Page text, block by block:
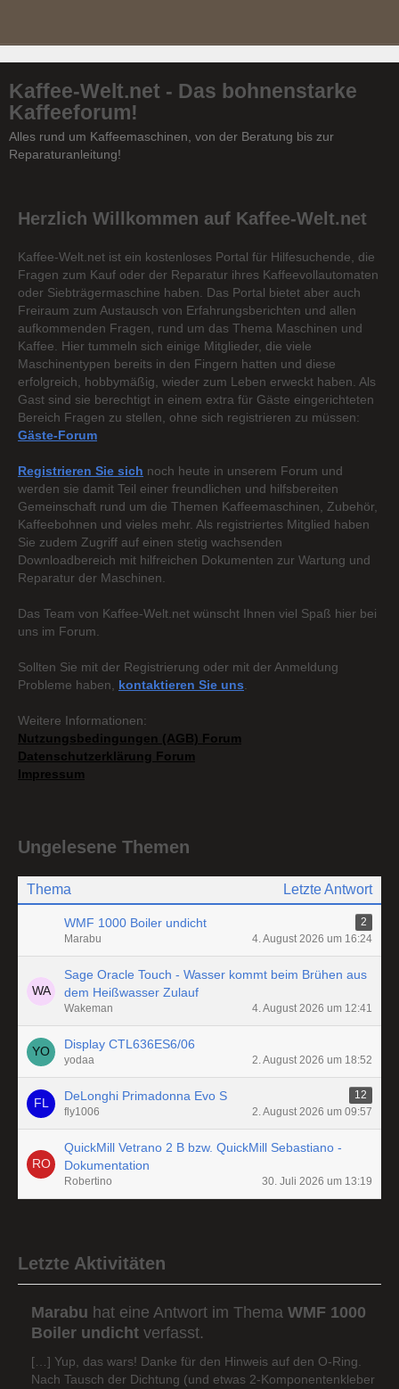
Kaffee-Welt.net - Das bohnenstarke
Kaffeeforum!
Alles rund um Kaffeemaschinen, von der Beratung bis zur
Reparaturanleitung!
Herzlich Willkommen auf Kaffee-Welt.net
Kaffee-Welt.net ist ein kostenloses Portal für Hilfesuchende, die
Fragen zum Kauf oder der Reparatur ihres Kaffeevollautomaten
oder Siebträgermaschine haben. Das Portal bietet aber auch
Freiraum zum Austausch von Erfahrungsberichten und allen
aufkommenden Fragen, rund um das Thema Maschinen und
Kaffee. Hier tummeln sich einige Mitglieder, die viele
Maschinentypen bereits in den Fingern hatten und diese
erfolgreich, hobbymäßig, wieder zum Leben erweckt haben. Als
Gast sind sie berechtigt in einem extra für Gäste eingerichteten
Bereich Fragen zu stellen, ohne sich registrieren zu müssen:
Gäste-Forum
Registrieren Sie sich noch heute in unserem Forum und
werden sie damit Teil einer freundlichen und hilfsbereiten
Gemeinschaft rund um die Themen Kaffeemaschinen, Zubehör,
Kaffeebohnen und vieles mehr. Als registriertes Mitglied haben
Sie zudem Zugriff auf einen stetig wachsenden
Downloadbereich mit hilfreichen Dokumenten zur Wartung und
Reparatur der Maschinen.
Das Team von Kaffee-Welt.net wünscht Ihnen viel Spaß hier bei
uns im Forum.
Sollten Sie mit der Registrierung oder mit der Anmeldung
Probleme haben, kontaktieren Sie uns
Weitere Informationen:
Nutzungsbedingungen (AGB) Forum
Datenschutzerklärung Forum
Impressum
Ungelesene Themen
Thema Letzte Antwort
WMF 1000 Boiler undicht
2
Marabu
4. August 2026 um 16:24
Sage Oracle Touch - Wasser kommt beim Brühen aus
dem Heißwasser Zulauf
Wakeman 4. August 2026 um 12:41
Display CTL636ES6/06
yodaa 2. August 2026 um 18:52
DeLonghi Primadonna Evo S
12
fly1006
2. August 2026 um 09:57
QuickMill Vetrano 2 B bzw. QuickMill Sebastiano -
Dokumentation
Robertino 30. Juli 2026 um 13:19
Letzte Aktivitäten
Marabu hat eine Antwort im Thema WMF 1000
Boiler undicht verfasst.
[…] Yup, das wars! Danke für den Hinweis auf den O-Ring.
Nach Tausch der Dichtung (und etwas 2-Komponentenkleber